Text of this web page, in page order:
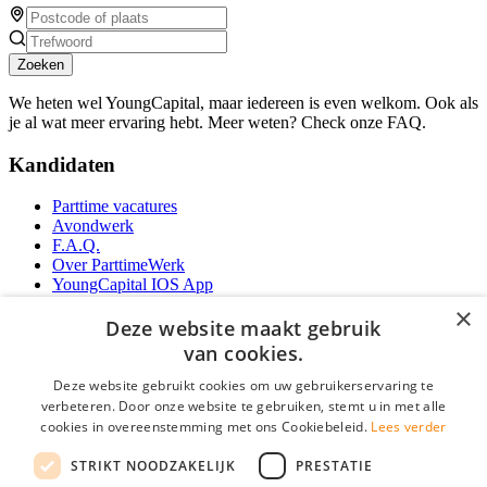
Zoeken
We heten wel YoungCapital, maar iedereen is even welkom. Ook als
je al wat meer ervaring hebt. Meer weten? Check onze FAQ.
Kandidaten
Parttime vacatures
Avondwerk
F.A.Q.
Over ParttimeWerk
YoungCapital IOS App
Parttime personeel
Vacature aanmelden
Bereken uw tarief
Contact
×
Deze website maakt gebruik
van cookies.
Deze website gebruikt cookies om uw gebruikerservaring te
verbeteren. Door onze website te gebruiken, stemt u in met alle
cookies in overeenstemming met ons Cookiebeleid. Lees verder
STRIKT NOODZAKELIJK PRESTATIE